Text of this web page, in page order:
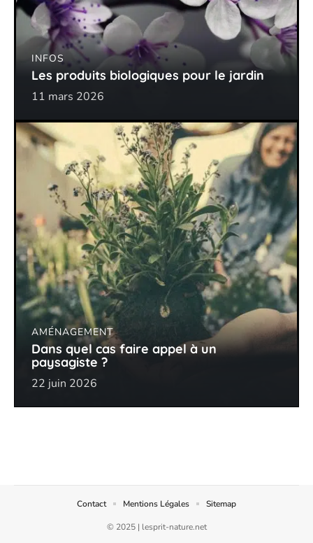
INFOS
Les produits biologiques pour le jardin
11 mars 2026
AMÉNAGEMENT
Dans quel cas faire appel à un
paysagiste ?
22 juin 2026
© 2025 | lesprit-nature.net
Contact Mentions Légales Sitemap